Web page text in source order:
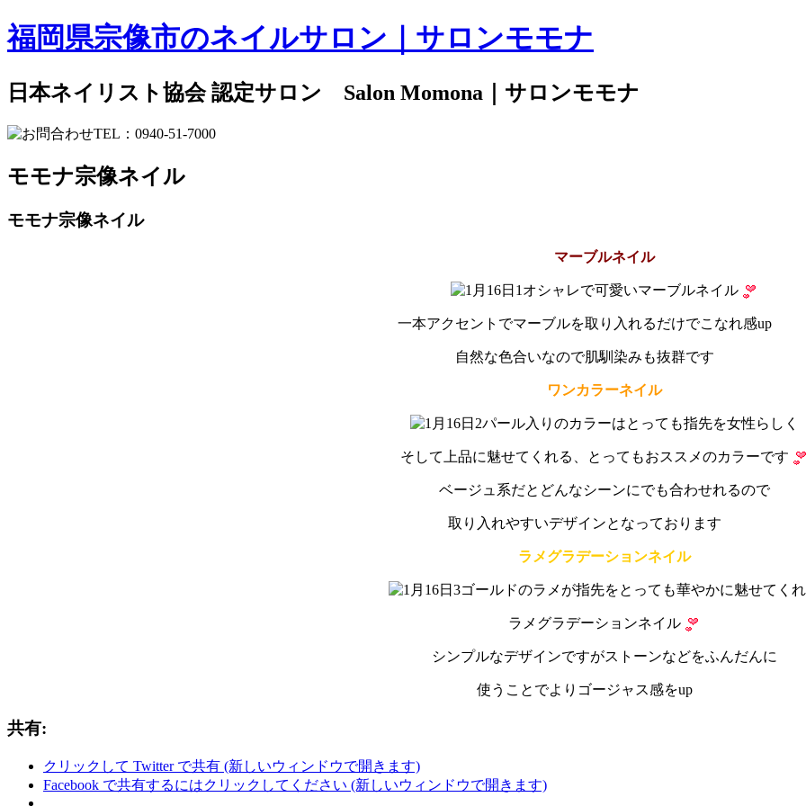
福岡県宗像市のネイルサロン｜サロンモモナ
日本ネイリスト協会 認定サロン Salon Momona｜サロンモモナ
モモナ宗像ネイル
モモナ宗像ネイル
マーブルネイル
オシャレで可愛いマーブルネイル
一本アクセントでマーブルを取り入れるだけでこなれ感up
自然な色合いなので肌馴染みも抜群です
ワンカラーネイル
パール入りのカラーはとっても指先を女性らしく
そして上品に魅せてくれる、とってもおススメのカラーです
ベージュ系だとどんなシーンにでも合わせれるので
取り入れやすいデザインとなっております
ラメグラデーションネイル
ゴールドのラメが指先をとっても華やかに魅せてく
ラメグラデーションネイル
シンプルなデザインですがストーンなどをふんだんに
使うことでよりゴージャス感をup
共有:
クリックして Twitter で共有 (新しいウィンドウで開きます)
Facebook で共有するにはクリックしてください (新しいウィンドウで開きます)